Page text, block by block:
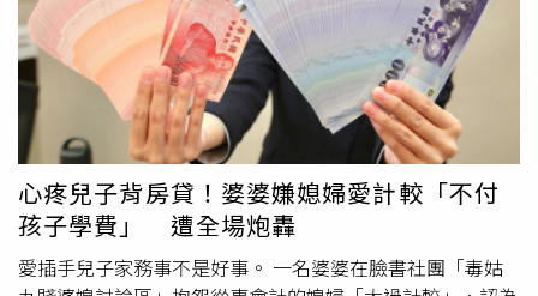
主張，2人雖已離婚，但實際上仍保持關係，並因財務糾紛
和埃塞爾的行為引發阿提拉的猜忌，構成「不當挑釁」。然
而，檢察官駁斥此說法，強調兇案是長期威脅的結果，且有
監控證據顯示阿提拉有預謀地攜帶武器並多次開槍。值得注
意的是，埃塞爾生前的委任律師馬哈茂德‧埃爾（Mahmut
El）則在庭上指出，埃塞爾生前多次向他表示收到阿提拉的
死亡威脅，甚至被對方跟蹤。案發前日，當埃塞爾再次向哈
茂德求助，表示擔心自身安全時，哈茂德曾建議她請假離開
工作崗位，但卻遭到醫院管理層冷淡回應：「這裡人很多，
又是醫院，他不會在眾目睽睽之下傷害你。」最終導致這起
由其撫養，同時要求李男按收入的50％支付撫養費，並主張
分得70％的夫妻共同財產。雙方在子女撫養權及財產分割上
分歧明顯，未能達成共識。法院認為，儘管夫妻雙方均表示
同意離婚，但在核心問題上矛盾尖銳，尤其是在子女撫養與
財產分配上爭議重大。更為關鍵的是，次女目前正遭受重症
折磨，亟需父母共同承擔醫療與照護責任。在此特殊情況
下，若准許離婚並分割財產，恐導致醫療資金流向不當，進
而影響孩子的治療與康復，不符合未成年子女利益最大化的
法律原則。法院指出，在子女身患重疾的艱難時刻，父母雙
方應暫時擱置矛盾與爭端，將重心放在治療與陪伴上，為孩
心疼兒子背房貸！婆婆嫌媳婦愛計較「不付
孩子學費」 遭全場炮轟
愛插手兒子家務事不是好事。 一名婆婆在臉書社團「毒姑